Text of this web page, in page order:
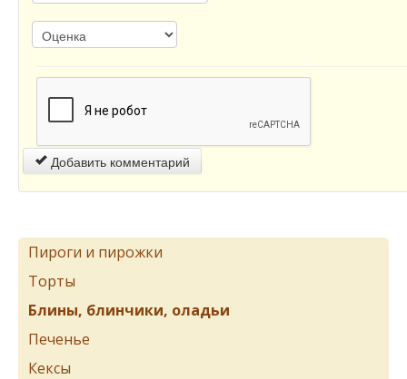
Добавить комментарий
Пироги и пирожки
Торты
Блины, блинчики, оладьи
Печенье
Кексы